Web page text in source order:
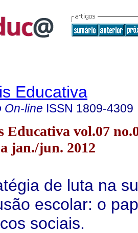
Educativa
On-line ISSN 1809-4309
Educativa vol.07
jan./jun. 2012
de luta na
escolar: o
sociais.